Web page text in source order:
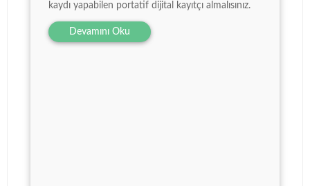
kaydı yapabilen portatif dijital kayıtçı almalısınız.
Devamını Oku